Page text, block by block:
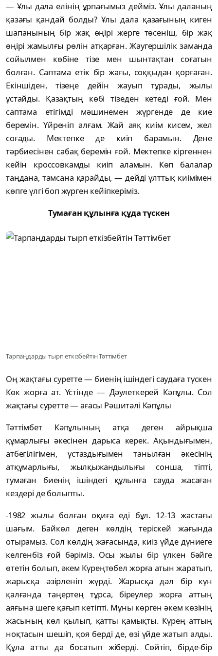
— Ұлы дала елінің ұрпағымыз дейміз. Ұлы даланың
қазағы қандай болды? Ұлы дала қазағының киген
шапанының бір жақ өңірі жерге төсеніш, бір жақ
өңірі жамылғы рөлін атқарған. Жаугершілік заманда
сойылмен көбіне тізе мен шынтақтан соғатын
болған. Саптама етік бір жағы, соққыдан қорғаған.
Екіншіден, тізеңе дейін жауып тұрады, жылы
ұстайды. Қазақтың көбі тізеден кетеді ғой. Мен
саптама етігімді мәшинемен жүргенде де кие
беремін. Үйреніп алғам. Жай аяқ киім кисем, жел
соғады. Мектепке де киіп барамын. Дене
тәрбиесінен сабақ беремін ғой. Мектепке кіргеннен
кейін кроссовкамды киіп аламын. Көп балалар
таңдана, тамсана қарайды, — дейді ұлттық киімімен
көпге үлгі боп жүрген кейіпкеріміз.
Тумаған құлынға құда түскен
Тарпаңдарды тырп еткізбейтін Тәттімбет
Оң жақтағы суретте — биенің ішіндегі саудаға түскен
Көк жорға ат. Үстінде — Дәулеткерей Кәпұлы. Сол
жақтағы суретте — ағасы Рәшитәлі Кәпұлы
Тәттімбет Кәпұлының атқа деген айрықша
құмарлығы әкесінен дарыса керек. Ақындығымен,
атбегілігімен, ұстаздығымен танылған әкесінің
атқұмарлығы, жылқыжандылығы сонша, тіпті,
тумаған биенің ішіндегі құлынға сауда жасаған
кездері де болыпты.
-1982 жылы болған оқиға еді бұл. 12-13 жастағы
шағым. Байкөл деген көлдің теріскей жағында
отырамыз. Сол көлдің жағасында, киіз үйде дүниеге
келгенбіз ғой бәріміз. Осы жылы бір үлкен бәйге
өтетін болып, әкем Күреңтөбел жорға атын жаратып,
жарысқа әзірленіп жүрді. Жарысқа дәл бір күн
қалғанда таңертең тұрса, біреулер жорға аттың
аяғына шеге қағып кетіпті. Мұны көрген әкем көзінің
жасының көл қылып, қатты қамықты. Күрең аттың
ноқтасын шешіп, қоя берді де, өзі үйде жатып алды.
Құла атты да босатып жіберді. Сөйтіп, бірде-бір